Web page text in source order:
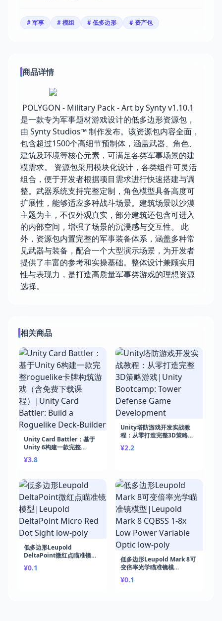
# 军事 # 模组 # 低多边形 # 资产包
商品详情
POLYGON - Military Pack - Art by Synty v1.10.1
是一款专为军事题材游戏设计的低多边形资源包，
由 Synty Studios™ 制作发布。该资源包内容全面，
包含超过1500个高细节预制体，涵盖武器、角色、
建筑及环境等核心元素，可满足各类军事场景的建
模需求。 资源包采用模块化设计，各类组件可灵活
组合，便于开发者根据项目需求进行快速搭建与调
整。武器系统支持完整定制，角色模型具备高度可
扩展性，能够适应多种战斗场景。建筑场景以沙漠
主题为主，不仅外观真实，部分建筑还包含可进入
的内部空间，增强了场景的沉浸感与交互性。 此
外，资源包内置完整的军事装备体系，涵盖多种常
见武器与装备，配合一个大型演示场景，为开发者
提供了丰富的参考和实操基础。整体设计兼顾实用
性与表现力，是打造高质量军事类游戏的理想资源
选择。
相关商品
Unity Card Battler：基于
Unity 6构建一款完整
免费下载课程）|Unity Card
Deck-Builder
¥3.8
Unity塔防游戏开发实战教
程：从零打造完整3D策略游
Defense Game
¥2.2
低多边形Leupold
DeltaPoint微红点瞄准镜模
Micro Red Dot Sight low-
¥0.1
低多边形Leupold Mark 8可
变倍率光学瞄准镜模
1-8x Low Power Variable
¥0.1